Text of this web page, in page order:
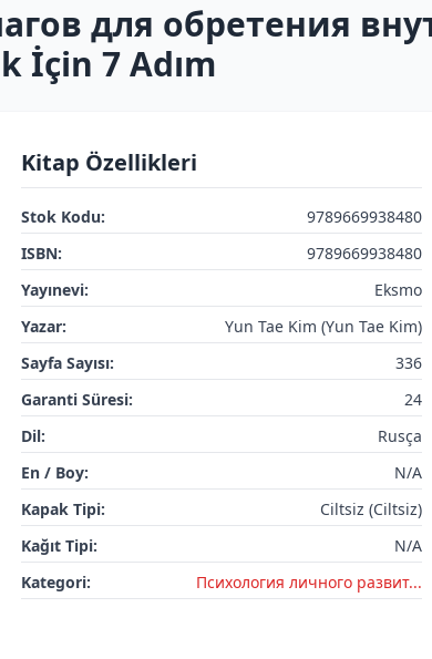
для обретения
İçin 7 Adım
Kitap Özellikleri
Stok Kodu:
9789669938480
ISBN:
9789669938480
Yayınevi:
Eksmo
Yazar:
Yun Tae Kim (Yun Tae Kim)
Sayfa Sayısı:
336
Garanti Süresi:
24
Dil:
Rusça
En / Boy:
N/A
Kapak Tipi:
Ciltsiz (Ciltsiz)
Kağıt Tipi:
N/A
Kategori:
Психология личного развит...